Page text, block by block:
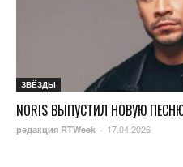
ЗВЁЗДЫ
NORIS ВЫПУСТИЛ НОВУЮ
редакция RTWeek - 17.04.2026